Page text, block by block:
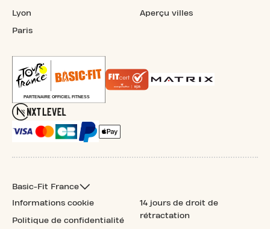
Lyon
Paris
Aperçu villes
Basic-Fit France
Informations cookie
Politique de confidentialité
14 jours de droit de
rétractation